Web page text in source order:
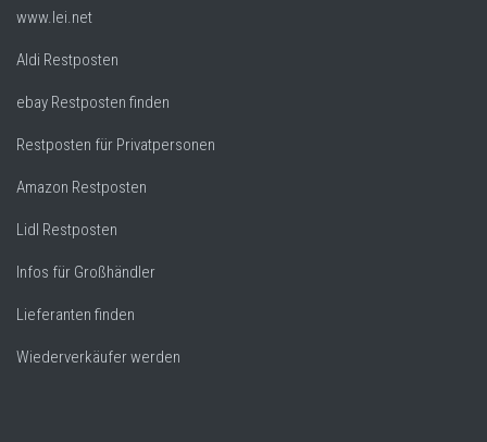
www.lei.net
Aldi Restposten
ebay Restposten finden
Restposten für Privatpersonen
Amazon Restposten
Lidl Restposten
Infos für Großhändler
Lieferanten finden
Wiederverkäufer werden